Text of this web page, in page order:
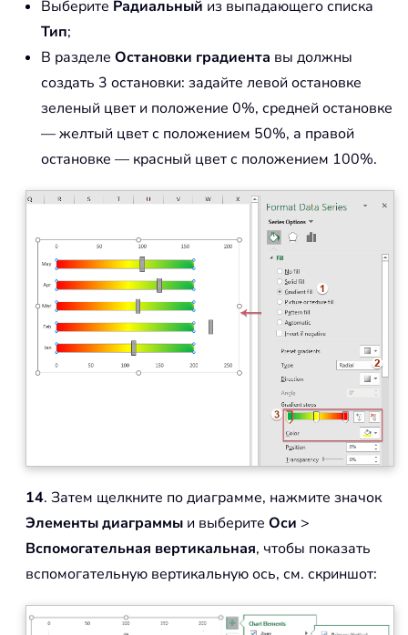
Выберите Радиальный из выпадающего списка
Тип;
В разделе Остановки градиента вы должны
создать 3 остановки: задайте левой остановке
зеленый цвет и положение 0%, средней остановке
— желтый цвет с положением 50%, а правой
остановке — красный цвет с положением 100%.
14. Затем щелкните по диаграмме, нажмите значок
Элементы диаграммы и выберите Оси >
Вспомогательная вертикальная, чтобы показать
вспомогательную вертикальную ось, см. скриншот: